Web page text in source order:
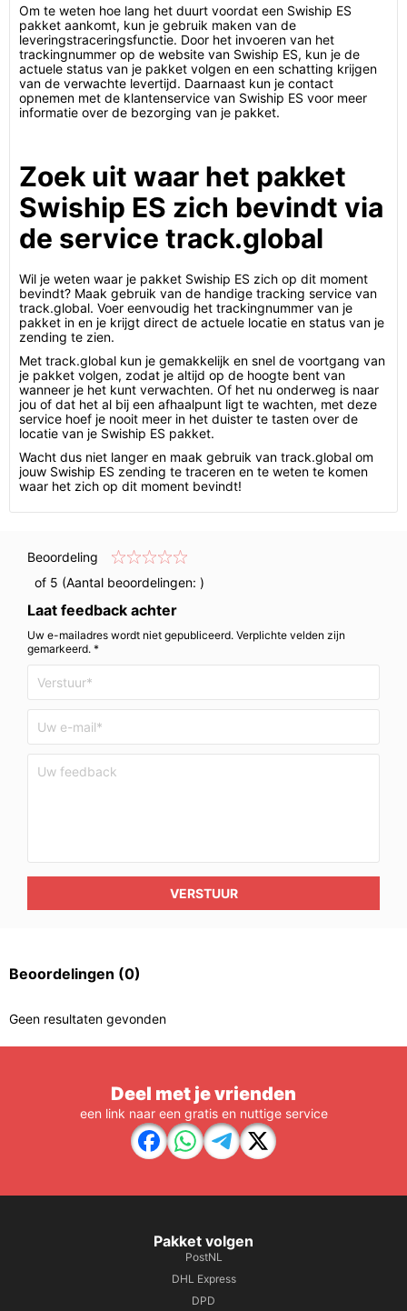
Om te weten hoe lang het duurt voordat een Swiship ES
pakket aankomt, kun je gebruik maken van de
leveringstraceringsfunctie. Door het invoeren van het
trackingnummer op de website van Swiship ES, kun je de
actuele status van je pakket volgen en een schatting krijgen
van de verwachte levertijd. Daarnaast kun je contact
opnemen met de klantenservice van Swiship ES voor meer
informatie over de bezorging van je pakket.
Zoek uit waar het pakket
Swiship ES zich bevindt via
de service track.global
Wil je weten waar je pakket Swiship ES zich op dit moment
bevindt? Maak gebruik van de handige tracking service van
track.global. Voer eenvoudig het trackingnummer van je
pakket in en je krijgt direct de actuele locatie en status van je
zending te zien.
Met track.global kun je gemakkelijk en snel de voortgang van
je pakket volgen, zodat je altijd op de hoogte bent van
wanneer je het kunt verwachten. Of het nu onderweg is naar
jou of dat het al bij een afhaalpunt ligt te wachten, met deze
service hoef je nooit meer in het duister te tasten over de
locatie van je Swiship ES pakket.
Wacht dus niet langer en maak gebruik van track.global om
jouw Swiship ES zending te traceren en te weten te komen
waar het zich op dit moment bevindt!
Beoordeling
of 5 (Aantal beoordelingen: )
Laat feedback achter
Uw e-mailadres wordt niet gepubliceerd. Verplichte velden zijn
gemarkeerd. *
VERSTUUR
Beoordelingen (0)
Geen resultaten gevonden
Deel met je vrienden
een link naar een gratis en nuttige service
Pakket volgen
PostNL
DHL Express
DPD